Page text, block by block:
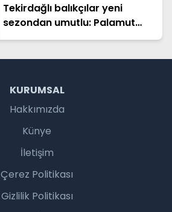
Tekirdağlı balıkçılar yeni
sezondan umutlu: Palamut
müjdesi aldık
KURUMSAL
Hakkımızda
Künye
İletişim
Çerez Politikası
Gizlilik Politikası